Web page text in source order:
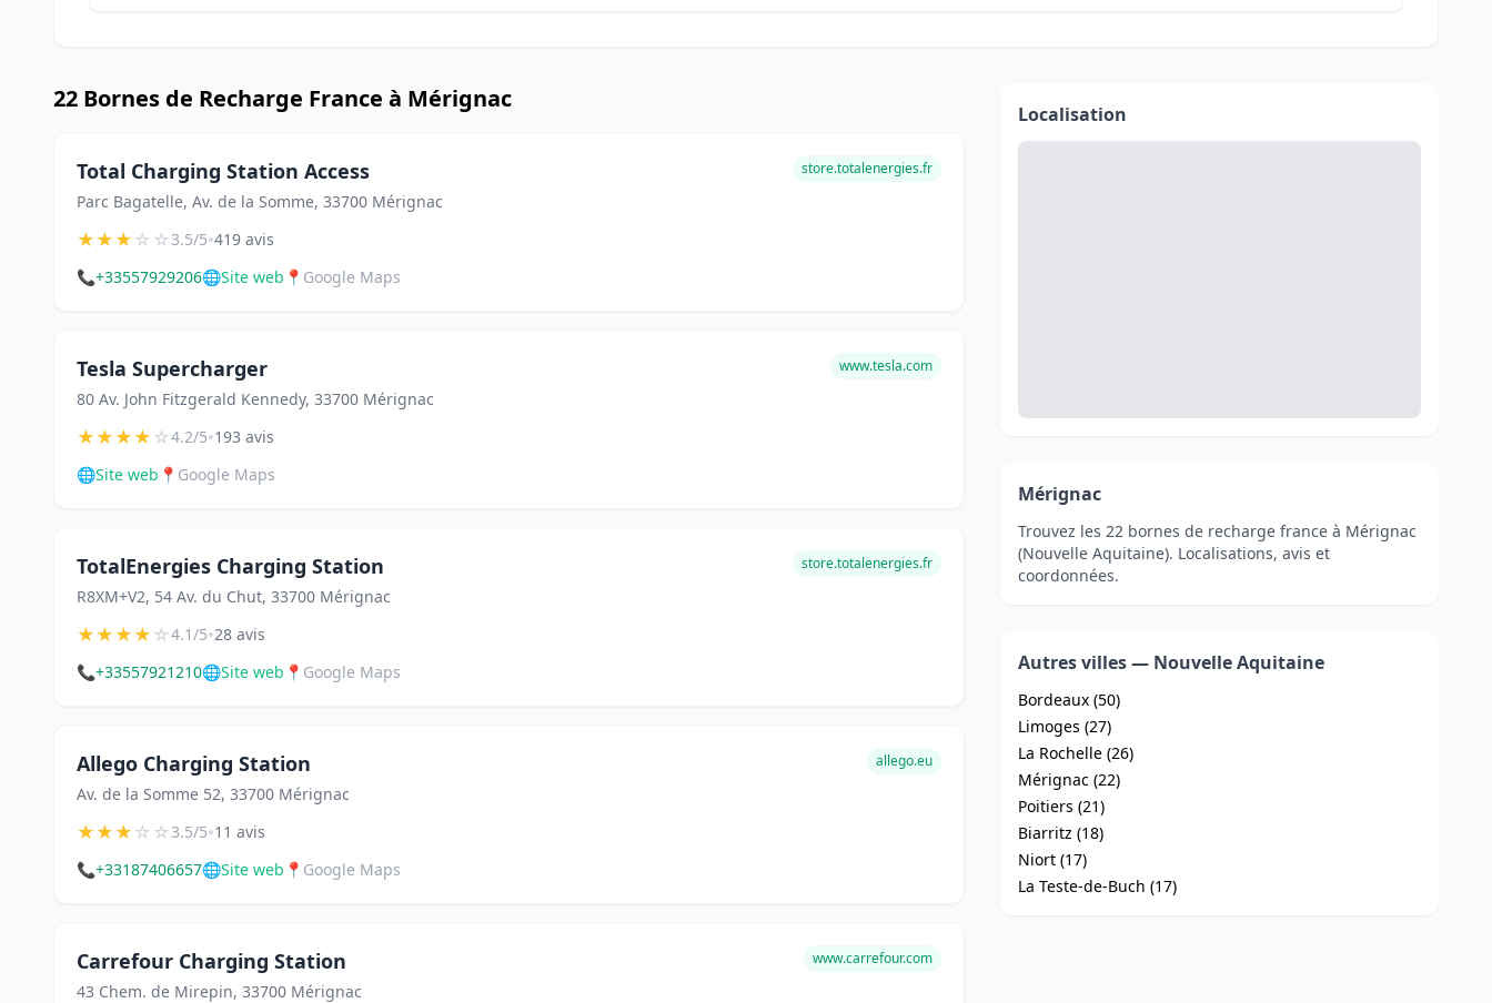
22 Bornes de Recharge France à Mérignac
Total Charging Station Access
Parc Bagatelle, Av. de la Somme, 33700 Mérignac
store.totalenergies.fr
★★★☆☆3.5/5•419 avis
📞+33557929206🌐Site web 📍 Google Maps
Tesla Supercharger
80 Av. John Fitzgerald Kennedy, 33700 Mérignac
www.tesla.com
★★★★☆4.2/5•193 avis
🌐Site web 📍 Google Maps
TotalEnergies Charging Station
R8XM+V2, 54 Av. du Chut, 33700 Mérignac
store.totalenergies.fr
★★★★☆4.1/5•28 avis
📞+33557921210🌐Site web 📍 Google Maps
Allego Charging Station
Av. de la Somme 52, 33700 Mérignac
allego.eu
★★★☆☆3.5/5•11 avis
📞+33187406657🌐Site web 📍 Google Maps
Carrefour Charging Station
43 Chem. de Mirepin, 33700 Mérignac
www.carrefour.com
Localisation
Mérignac
Trouvez les 22 bornes de recharge france à Mérignac
(Nouvelle Aquitaine). Localisations, avis et
coordonnées.
Autres villes — Nouvelle Aquitaine
Bordeaux (50)
Limoges (27)
La Rochelle (26)
Mérignac (22)
Poitiers (21)
Biarritz (18)
Niort (17)
La Teste-de-Buch (17)